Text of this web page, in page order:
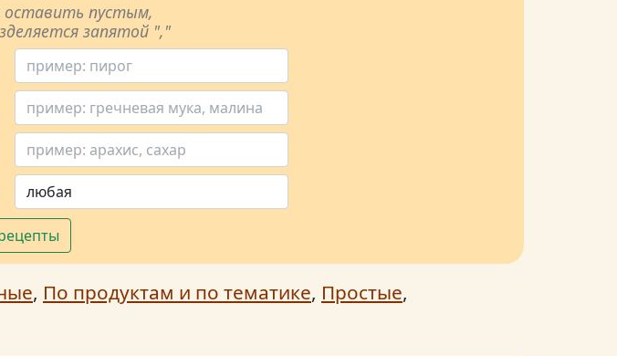
пустым,
запятой ","
, По продуктам и по тематике, Простые,